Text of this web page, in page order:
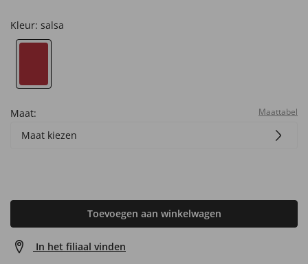
Kleur: salsa
Maat: Maattabel
Maat kiezen
Toevoegen aan winkelwagen
In het filiaal vinden